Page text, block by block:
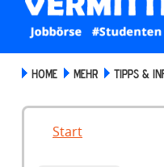
HOME MEHR TIPPS &
Start